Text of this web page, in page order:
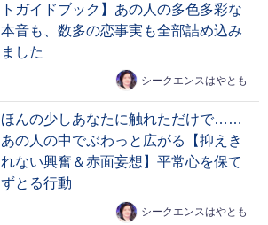
トガイドブック】あの人の多色多彩な
本音も、数多の恋事実も全部詰め込み
ました
シークエンスはやとも
ほんの少しあなたに触れただけで……
あの人の中でぶわっと広がる【抑えき
れない興奮＆赤面妄想】平常心を保て
ずとる行動
シークエンスはやとも